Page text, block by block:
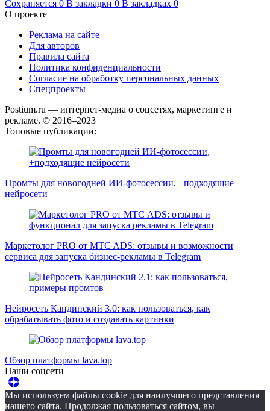
Сохраняется 0 В закладки 0 В закладках 0
О проекте
Реклама на сайте
Для авторов
Правила сайта
Политика конфиденциальности
Согласие на обработку персональных данных
Спецпроекты
Postium.ru — интернет-медиа о соцсетях, маркетинге и
рекламе. © 2016–2023
Топовые публикации:
Промты для новогодней ИИ-фотосессии, +подходящие
нейросети
Маркетолог PRO от MTC ADS: отзывы и возможности
сервиса для запуска бизнес-рекламы в Telegram
Нейросеть Кандинский 3.0: как пользоваться, как
обрабатывать фото и создавать картинки
Обзор платформы lava.top
Наши соцсети
Мы используем файлы cookie для наилучшего представления
нашего сайта. Продолжая пользоваться сайтом, вы